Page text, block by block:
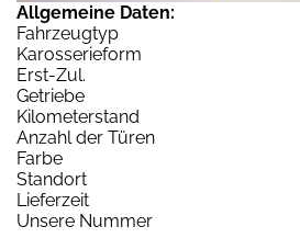
Allgemeine Daten:
Fahrzeugtyp
Karosserieform
Erst-Zul.
Getriebe
Kilometerstand
Anzahl der Türen
Farbe
Standort
Lieferzeit
Unsere Nummer